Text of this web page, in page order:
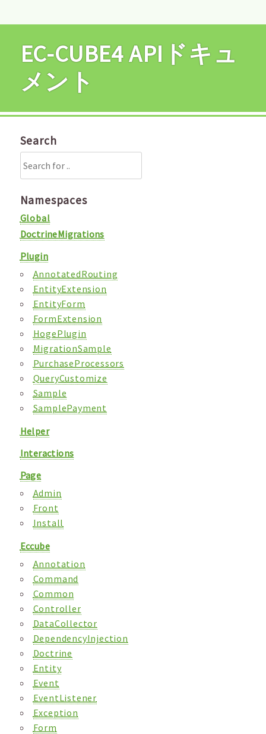
EC-CUBE4 APIドキュ
メント
Search
Namespaces
Global
DoctrineMigrations
Plugin
AnnotatedRouting
EntityExtension
EntityForm
FormExtension
HogePlugin
MigrationSample
PurchaseProcessors
QueryCustomize
Sample
SamplePayment
Helper
Interactions
Page
Admin
Front
Install
Eccube
Annotation
Command
Common
Controller
DataCollector
DependencyInjection
Doctrine
Entity
Event
EventListener
Exception
Form